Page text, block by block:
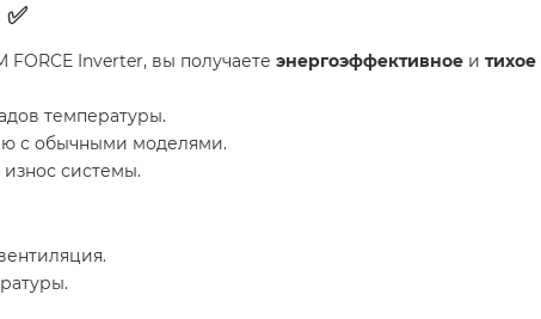
Inverter, вы получаете энергоэффективное и тихое
температуры.
с обычными моделями.
системы.